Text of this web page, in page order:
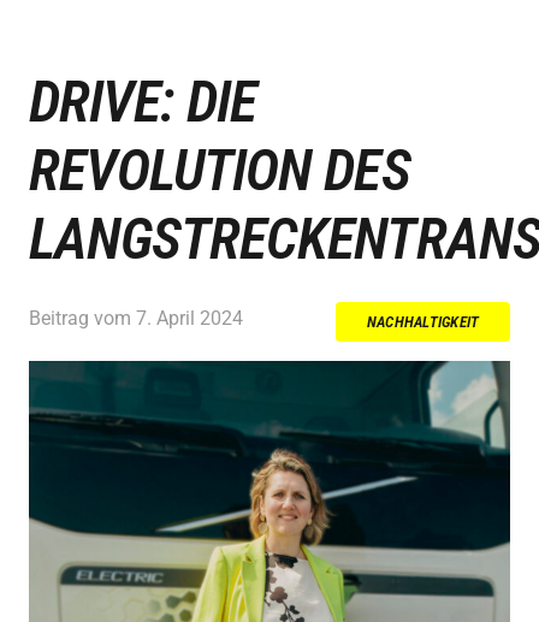
DRIVE: DIE
REVOLUTION DES
Beitrag vom 7. April 2024 NACHHALTIGKEIT